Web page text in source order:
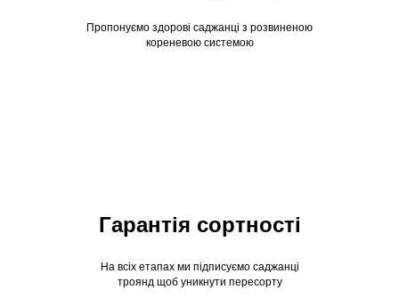
Пропонуємо здорові саджанці з розвиненою
кореневою системою
На всіх етапах ми підписуємо саджанці
троянд щоб уникнути пересорту
Гарантія сортності